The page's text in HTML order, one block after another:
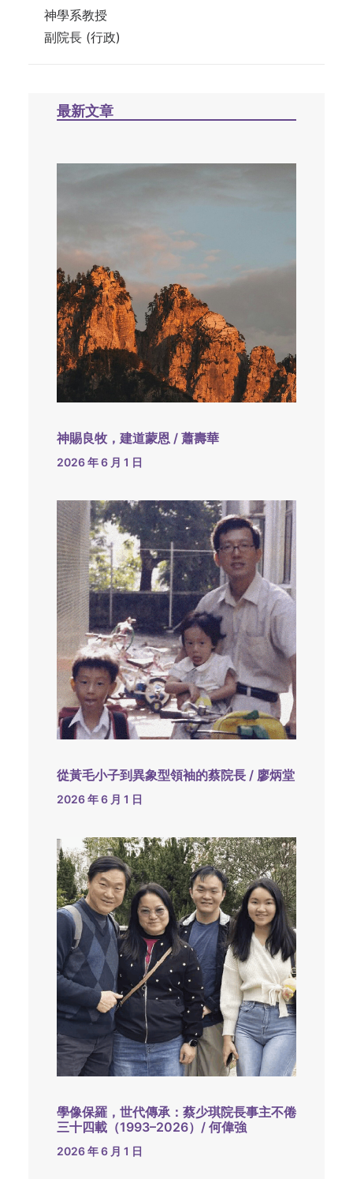
神學系教授
副院長 (行政)
最新文章
神賜良牧，建道蒙恩 / 蕭壽華
2026 年 6 月 1 日
從黃毛小子到異象型領袖的蔡院長 / 廖炳堂
2026 年 6 月 1 日
學像保羅，世代傳承：蔡少琪院長事主不倦
三十四載（1993–2026）/ 何偉強
2026 年 6 月 1 日